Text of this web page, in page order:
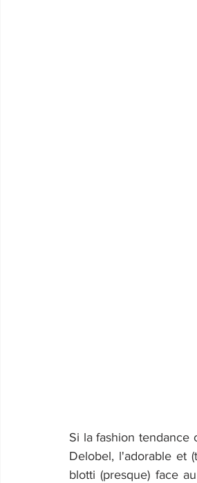
Si la fashion tendance
Delobel, l'adorable et
blotti (presque) face